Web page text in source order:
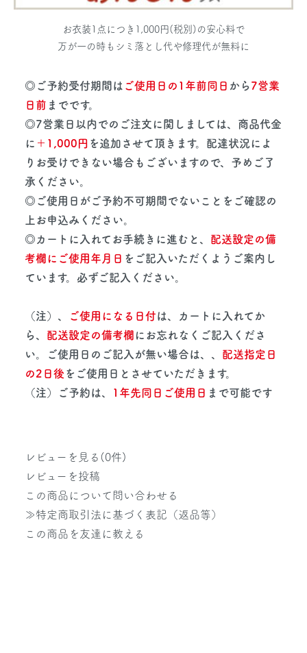
お衣装1点につき1,000円(税別)の安心料で
万が一の時もシミ落とし代や修理代が無料に
◎ご予約受付期間は ご使用日の1年前同日 から7営業
日前 までです。
◎7営業日以内でのご注文に関しましては、商品代金
に ＋1,000円 を追加させて頂きます。配達状況によ
りお受けできない場合もございますので、予めご了
承ください。
◎ご使用日がご予約不可期間でないことをご確認の
上お申込みください。
◎カートに入れてお手続きに進むと、 配送設定の備
考欄にご使用年月日 をご記入いただくようご案内し
ています。必ずご記入ください。
（注）、 ご使用になる日付は、カートに入れてか
ら、 配送設定の備考欄 にお忘れなくご記入くださ
い。ご使用日のご記入が無い場合は、、 配送指定日
の2日後 をご使用日とさせていただきます。
（注）ご予約は、
1年先同日ご使用日 まで可能です
レビューを見る(0件)
レビューを投稿
この商品について問い合わせる
≫特定商取引法に基づく表記（返品等）
この商品を友達に教える